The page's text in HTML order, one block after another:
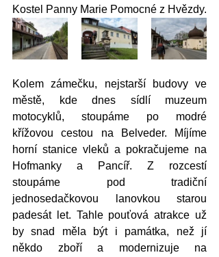
Kolem zámečku, nejstarší budovy ve
městě, kde dnes sídlí muzeum
motocyklů, stoupáme po modré
křížovou cestou na Belveder. Míjíme
horní stanice vleků a pokračujeme na
Hofmanky a Pancíř. Z rozcestí
stoupáme pod tradiční
jednosedačkovou lanovkou starou
padesát let. Tahle pouťová atrakce už
by snad měla být i památka, než jí
někdo zboří a modernizuje na